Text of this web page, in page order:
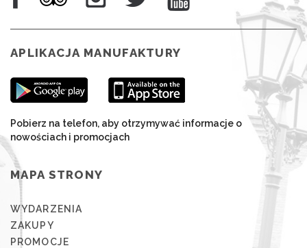
APLIKACJA MANUFAKTURY
Pobierz na telefon, aby otrzymywać informacje o
nowościach i promocjach
MAPA STRONY
WYDARZENIA
ZAKUPY
PROMOCJE